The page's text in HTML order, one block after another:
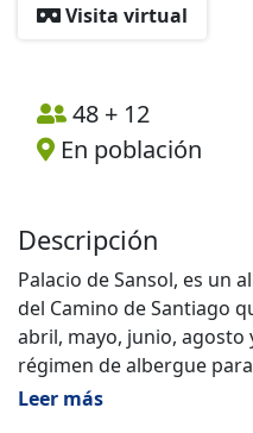
Visita virtual
48 + 12
En población
Descripción
Palacio de Sansol, es un
del Camino de Santiago
abril, mayo, junio,
régimen de albergue
habitaciones múltiples o
Leer más